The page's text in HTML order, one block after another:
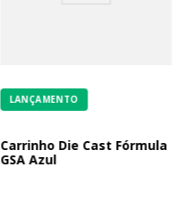
LANÇAMENTO
Carrinho Die Cast Fórmula
GSA Azul